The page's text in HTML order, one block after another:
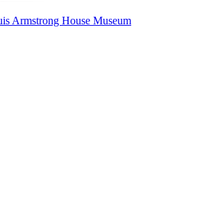
Armstrong House Museum